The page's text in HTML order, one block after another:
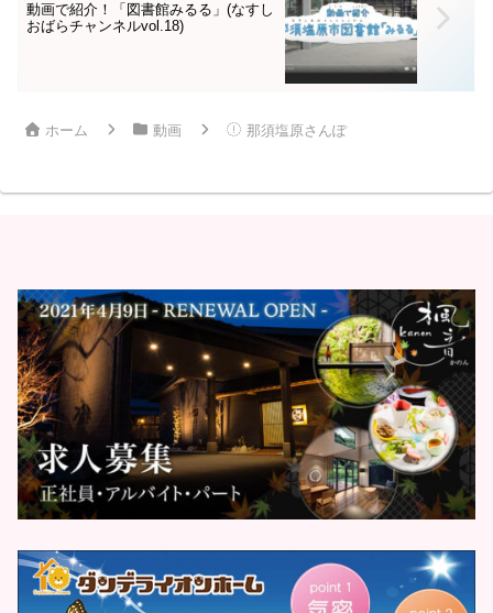
動画で紹介！「図書館みるる」(なすし
おばらチャンネルvol.18)
ホーム 動画 那須塩原さんぽ